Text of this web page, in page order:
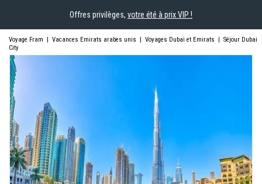
Offres privilèges, votre été à prix VIP !
Voyage Fram | Vacances Emirats arabes unis | Voyages Dubai et Emirats | Séjour Dubai
City